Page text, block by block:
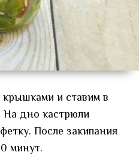
и ставим в
дно кастрюли
После закипания
минут.